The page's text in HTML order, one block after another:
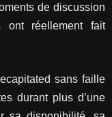
de discussion
ont réellement fait
sans faille
durant plus d’une